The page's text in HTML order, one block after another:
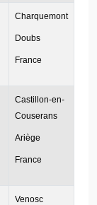
Charquemont
Doubs
France
Castillon-en-
Couserans
Ariège
France
Venosc